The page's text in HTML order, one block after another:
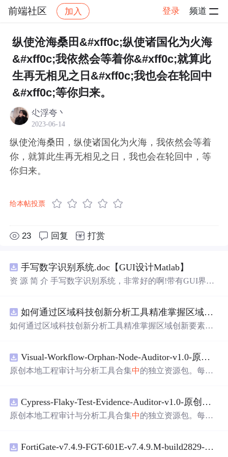
前端社区 加入 登录 频道
社区 前端社区 感慨 帖子详情
纵使沧海桑田&#xff0c;纵使诸国化为火海
&#xff0c;我依然会等着你&#xff0c;就算此
生再无相见之日&#xff0c;我也会在轮回中
&#xff0c;等你归来。
尐浮夸丶
2023-06-14
纵使沧海桑田，纵使诸国化为火海，我依然会等着
你，就算此生再无相见之日，我也会在轮回中，等
你归来。
给本帖投票
23 回复 打赏
手写数字识别系统.doc【GUI设计Matlab】
资 源 简 介 手写数字识别系统，非常好的啊!带有GUI界
带有直观的图形用户界面（GUI），非常容易使用。你只
需要将手写数字输入系统，它将立即给出准确的识别结
是一个非常方便和实用的工具，你一定会喜欢它的！
如何通过区域科技创新分析工具精准掌握区域创新要素分布与产业链融合现状？.docx
如何通过区域科技创新分析工具精准掌握区域创新要素分
Visual-Workflow-Orphan-Node-Auditor-v1.0-原创源码与文档.zip
原创本地工程审计与分析工具合集中的独立资源包。每个
README、运行说明、功能清单、MIT License及原创与授
权声明。解压后进入project目录，执行npm test验证算法，
目源码、Logo、官方截图、论文、生产日志或其他受限素
Cypress-Flaky-Test-Evidence-Auditor-v1.0-原创源码与文档.zip
原创本地工程审计与分析工具合集中的独立资源包。每个
README、运行说明、功能清单、MIT License及原创与授
FortiGate-v7.4.9-FGT-601E-v7.4.9.M-build2829-FORTINET.out